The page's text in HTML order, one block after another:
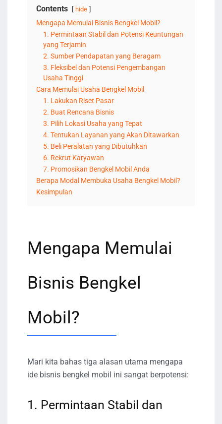
Contents hide
Mengapa Memulai Bisnis Bengkel Mobil?
1. Permintaan Stabil dan Potensi Keuntungan
yang Terjamin
2. Sumber Pendapatan yang Beragam
3. Fleksibel dan Potensi Pengembangan
Usaha Tinggi
Cara Memulai Usaha Bengkel Mobil
1. Lakukan Riset Pasar
2. Buat Rencana Bisnis
3. Pilih Lokasi Usaha yang Tepat
4. Tentukan Layanan yang Akan Ditawarkan
5. Beli Peralatan yang Dibutuhkan
6. Rekrut Karyawan
7. Promosikan Bengkel Mobil Anda
Berapa Modal Membuka Usaha Bengkel Mobil?
Kesimpulan
Mengapa Memulai
Bisnis Bengkel
Mobil?
Mari kita bahas tiga alasan utama mengapa
ide bisnis bengkel mobil ini sangat berpotensi:
1. Permintaan Stabil dan